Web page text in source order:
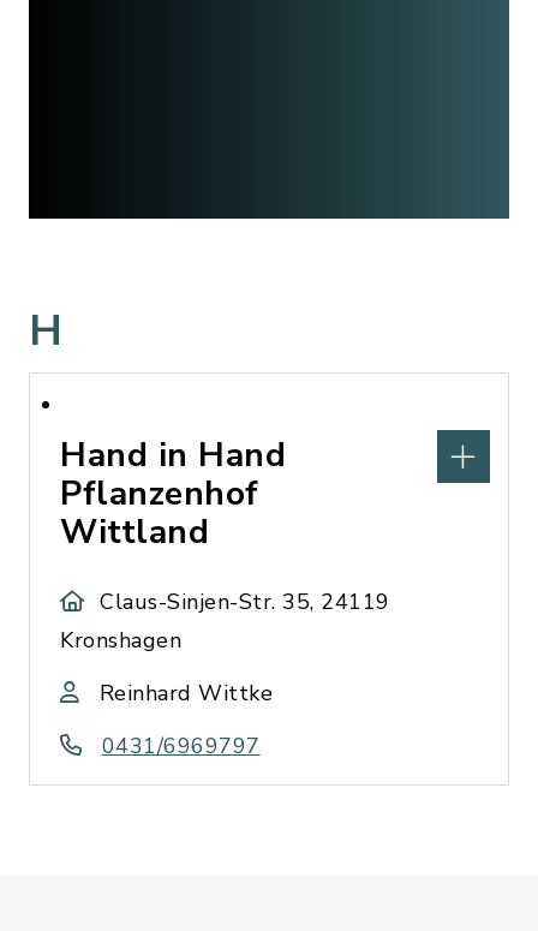
H
Hand in Hand
Pflanzenhof
Wittland
Claus-Sinjen-Str. 35, 24119
Kronshagen
Reinhard Wittke
0431/6969797